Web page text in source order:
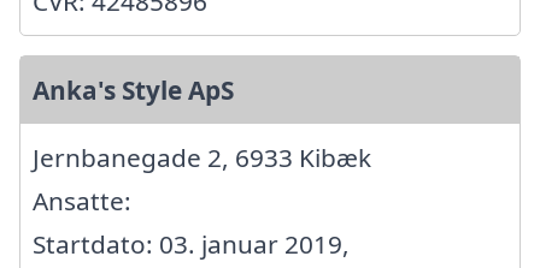
Anka's Style ApS
Jernbanegade 2, 6933 Kibæk
Ansatte:
Startdato: 03. januar 2019,